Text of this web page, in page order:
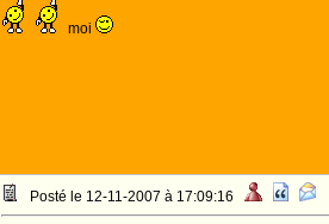
moi
Posté le 12-11-2007 à 17:09:16